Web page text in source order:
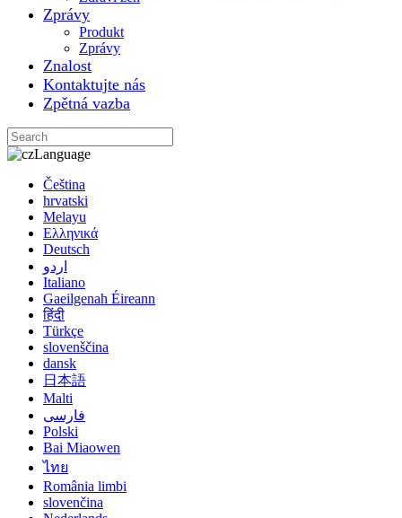
Zprávy
Produkt
Zprávy
Znalost
Kontaktujte nás
Zpětná vazba
Language
Čeština
hrvatski
Melayu
Ελληνικά
Deutsch
اردو
Italiano
Gaeilgenah Éireann
हिंदी
Türkçe
slovenščina
dansk
日本語
Malti
فارسی
Polski
Bai Miaowen
ไทย
România limbi
slovenčina